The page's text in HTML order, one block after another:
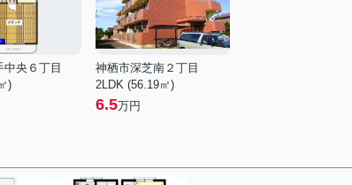
央６丁目
)
神栖市深芝南２丁目
2LDK (56.19㎡)
6.5万円